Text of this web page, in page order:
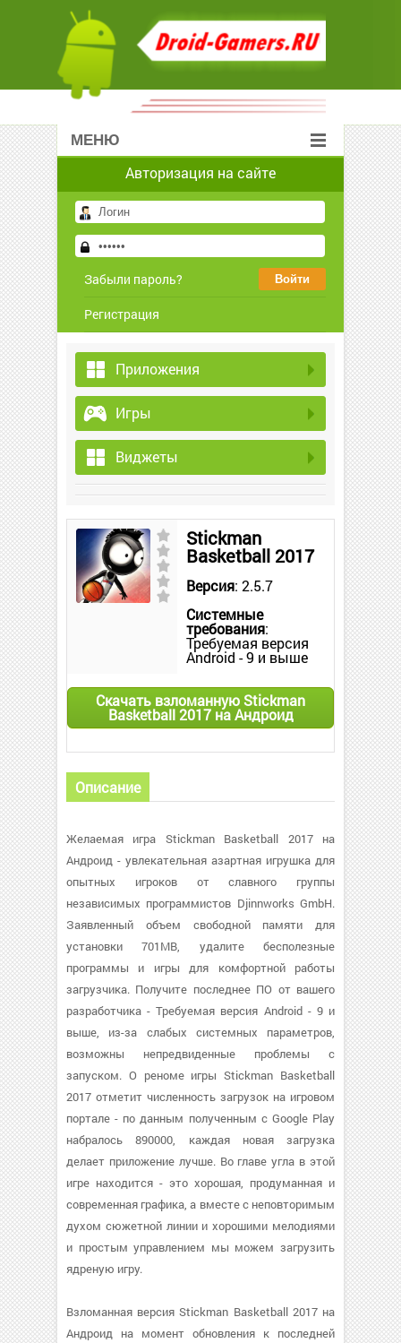
МЕНЮ
Авторизация на сайте
Забыли пароль?
Регистрация
Приложения
Игры
Виджеты
Stickman
Basketball 2017
Версия: 2.5.7
Системные
требования:
Требуемая версия
Android - 9 и выше
Скачать взломанную Stickman
Basketball 2017 на Андроид
Описание
Желаемая игра Stickman Basketball 2017 на
Андроид - увлекательная азартная игрушка для
опытных игроков от славного группы
независимых программистов Djinnworks GmbH.
Заявленный объем свободной памяти для
установки 701MB, удалите бесполезные
программы и игры для комфортной работы
загрузчика. Получите последнее ПО от вашего
разработчика - Требуемая версия Android - 9 и
выше, из-за слабых системных параметров,
возможны непредвиденные проблемы с
запуском. О реноме игры Stickman Basketball
2017 отметит численность загрузок на игровом
портале - по данным полученным с Google Play
набралось 890000, каждая новая загрузка
делает приложение лучше. Во главе угла в этой
игре находится - это хорошая, продуманная и
современная графика, а вместе с неповторимым
духом сюжетной линии и хорошими мелодиями
и простым управлением мы можем загрузить
ядреную игру.
Взломанная версия Stickman Basketball 2017 на
Андроид на момент обновления к последней